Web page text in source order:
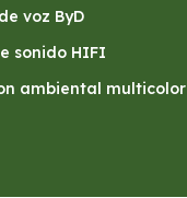
voz ByD
sonido HIFI
ambiental multicolor